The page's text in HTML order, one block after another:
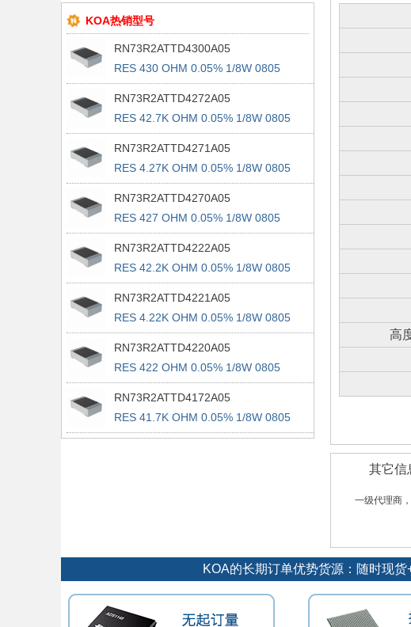
KOA热销型号
RN73R2ATTD4300A05
RES 430 OHM 0.05% 1/8W 0805
RN73R2ATTD4272A05
RES 42.7K OHM 0.05% 1/8W 0805
RN73R2ATTD4271A05
RES 4.27K OHM 0.05% 1/8W 0805
RN73R2ATTD4270A05
RES 427 OHM 0.05% 1/8W 0805
RN73R2ATTD4222A05
RES 42.2K OHM 0.05% 1/8W 0805
RN73R2ATTD4221A05
RES 4.22K OHM 0.05% 1/8W 0805
RN73R2ATTD4220A05
RES 422 OHM 0.05% 1/8W 0805
RN73R2ATTD4172A05
RES 41.7K OHM 0.05% 1/8W 0805
高
其它信
一级代理商
KOA的长期订单优势货源：随时现